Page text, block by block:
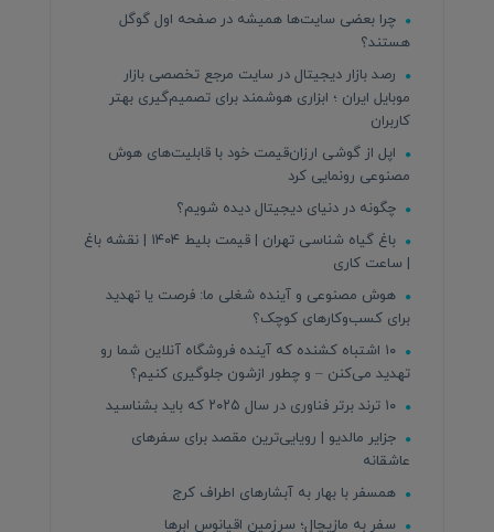
چرا بعضی سایت‌ها همیشه در صفحه اول گوگل
هستند؟
رصد بازار دیجیتال در سایت مرجع تخصصی بازار
موبایل ایران ؛ ابزاری هوشمند برای تصمیم‌گیری بهتر
کاربران
اپل از گوشی ارزان‌قیمت خود با قابلیت‌های هوش
مصنوعی رونمایی کرد
چگونه در دنیای دیجیتال دیده شویم؟
باغ گیاه شناسی تهران | قیمت بلیط ۱۴۰۴ | نقشه باغ
| ساعت کاری
هوش مصنوعی و آینده شغلی ما: فرصت یا تهدید
برای کسب‌وکارهای کوچک؟
۱۰ اشتباه کشنده که آینده فروشگاه آنلاین شما رو
تهدید می‌کنن – و چطور ازشون جلوگیری کنیم؟
جزایر مالدیو | رویایی‌ترین مقصد برای سفرهای
عاشقانه
همسفر با بهار به آبشارهای اطراف کرج
سفر به مازیچال؛ سرزمین اقیانوس ابرها